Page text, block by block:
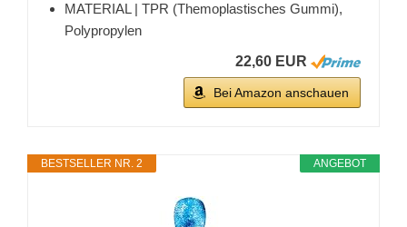
MATERIAL | TPR (Themoplastisches Gummi),
Polypropylen
22,60 EUR
Bei Amazon anschauen
ANGEBOT
BESTSELLER NR. 2